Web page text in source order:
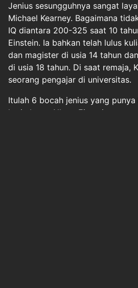
Jenius sesungguhnya sangat
Michael Kearney. Bagaimana
IQ diantara 200-325 saat 10
Einstein. Ia bahkan telah lulus
dan magister di usia 14 tahun
di usia 18 tahun. Di saat remaja,
seorang pengajar di universitas.
Itulah 6 bocah jenius yang
ketimbang Albert Einstein.